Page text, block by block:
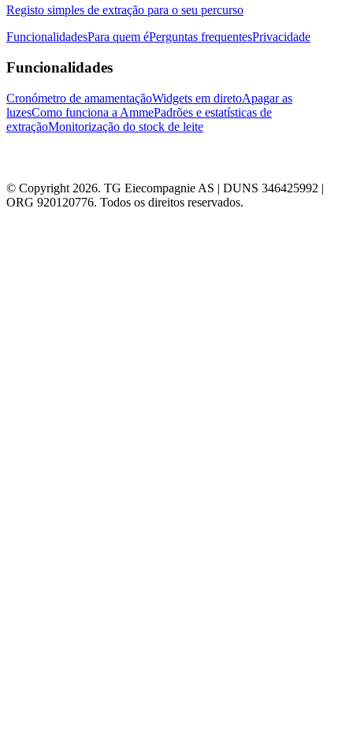
Registo simples de extração para o seu percurso
FuncionalidadesPara quem éPerguntas frequentesPrivacidade
Funcionalidades
Cronómetro de amamentaçãoWidgets em diretoApagar as
luzesComo funciona a AmmePadrões e estatísticas de
extraçãoMonitorização do stock de leite
© Copyright 2026. TG Eiecompagnie AS | DUNS 346425992 |
ORG 920120776. Todos os direitos reservados.